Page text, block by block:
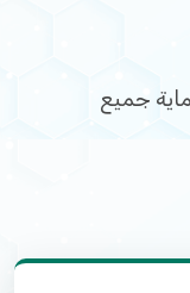
جميع